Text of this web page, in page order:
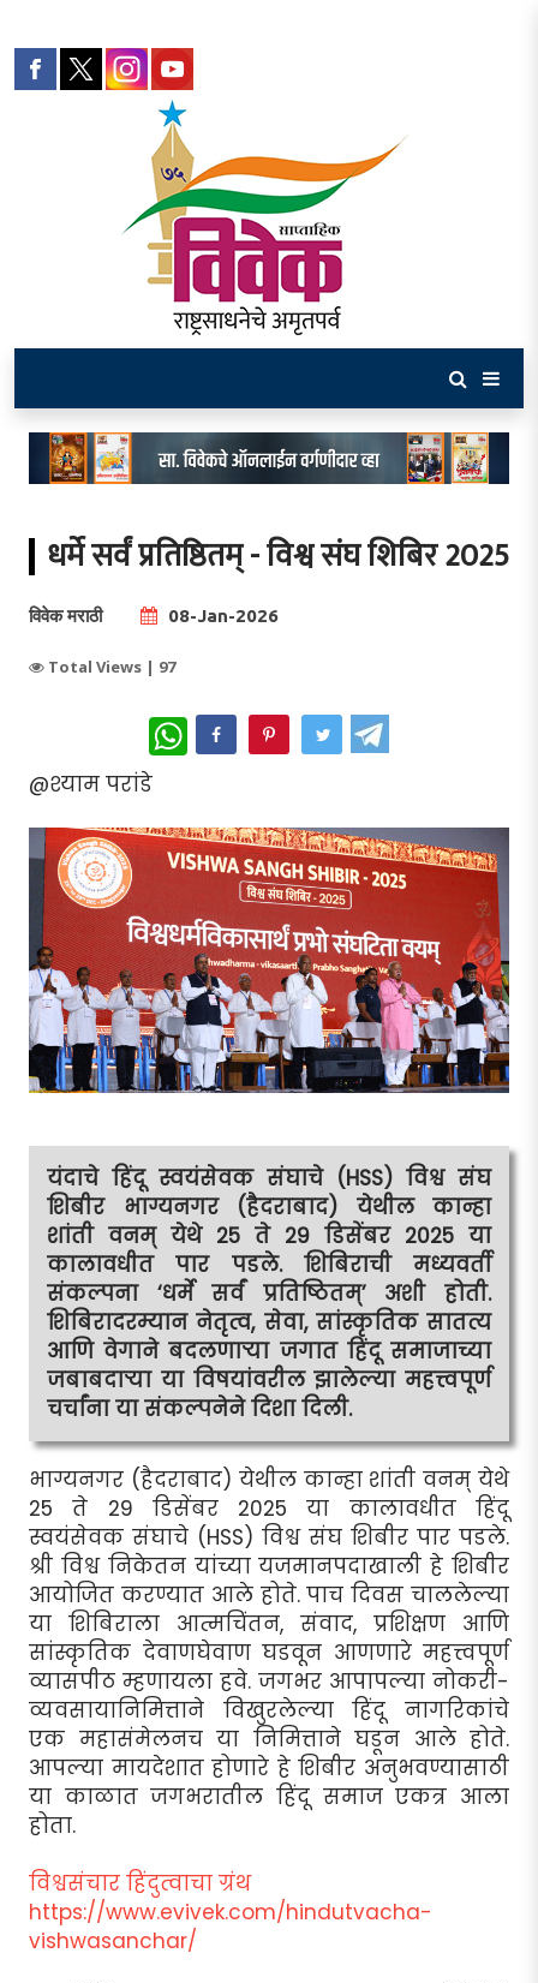
धर्मे सर्वं प्रतिष्ठितम् - विश्व संघ शिबिर 2025
विवेक मराठी 08-Jan-2026
Total Views | 97
WhatsApp
@श्याम परांडे
यंदाचे हिंदू स्वयंसेवक संघाचे (HSS) विश्व संघ
शिबीर भाग्यनगर (हैदराबाद) येथील कान्हा
शांती वनम् येथे 25 ते 29 डिसेंबर 2025 या
कालावधीत पार पडले. शिबिराची मध्यवर्ती
संकल्पना ‘धर्मे सर्वं प्रतिष्ठितम्’ अशी होती.
शिबिरादरम्यान नेतृत्व, सेवा, सांस्कृतिक सातत्य
आणि वेगाने बदलणार्‍या जगात हिंदू समाजाच्या
जबाबदार्‍या या विषयांवरील झालेल्या महत्त्वपूर्ण
चर्चांना या संकल्पनेने दिशा दिली.
भाग्यनगर (हैदराबाद) येथील कान्हा शांती वनम् येथे
25 ते 29 डिसेंबर 2025 या कालावधीत हिंदू
स्वयंसेवक संघाचे (HSS) विश्व संघ शिबीर पार पडले.
श्री विश्व निकेतन यांच्या यजमानपदाखाली हे शिबीर
आयोजित करण्यात आले होते. पाच दिवस चाललेल्या
या शिबिराला आत्मचिंतन, संवाद, प्रशिक्षण आणि
सांस्कृतिक देवाणघेवाण घडवून आणणारे महत्त्वपूर्ण
व्यासपीठ म्हणायला हवे. जगभर आपापल्या नोकरी-
व्यवसायानिमित्ताने विखुरलेल्या हिंदू नागरिकांचे
एक महासंमेलनच या निमित्ताने घडून आले होते.
आपल्या मायदेशात होणारे हे शिबीर अनुभवण्यासाठी
या काळात जगभरातील हिंदू समाज एकत्र आला
होता.
विश्वसंचार हिंदुत्वाचा ग्रंथ
https://www.evivek.com/hindutvacha-
vishwasanchar/